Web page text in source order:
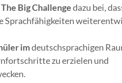
The Big Challengedazu bei,
Sprachfähigkeiten
imdeutschsprachigen
zu erzielen und